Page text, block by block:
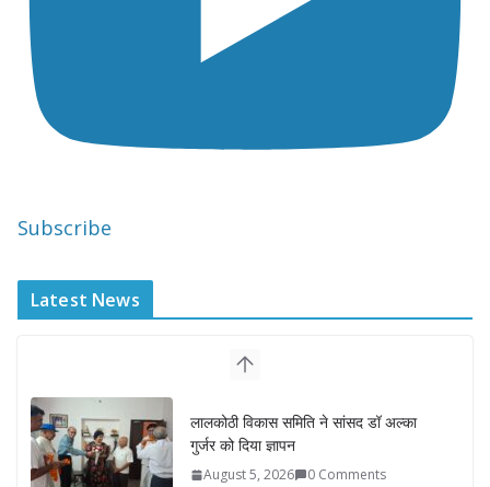
Subscribe
Latest News
लालकोठी विकास समिति ने सांसद डॉ अल्का
गुर्जर को दिया ज्ञापन
August 5, 2026 0 Comments